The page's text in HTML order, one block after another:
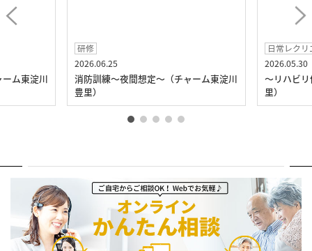
ム東淀川
研修
2026.06.25
消防訓練～夜間想定～（チャーム東淀川
豊里）
日常レク
2026.05.30
～リハビ
里）